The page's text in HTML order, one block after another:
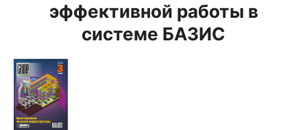
эффективной работы в
системе БАЗИС